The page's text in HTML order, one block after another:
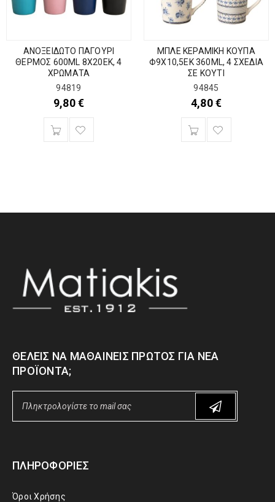
ΑΝΟΞΕΙΔΩΤΟ ΠΑΓΟΥΡΙ
ΘΕΡΜΟΣ 600ML 8Χ20ΕΚ, 4
ΧΡΩΜΑΤΑ
94819
9,80€
ΜΠΛΕ ΚΕΡΑΜΙΚΗ ΚΟΥΠΑ
Φ9Χ10,5ΕΚ 360ML, 4 ΣΧΕΔΙΑ
ΣΕ ΚΟΥΤΙ
94845
4,80€
ΘΈΛΕΙΣ ΝΑ ΜΑΘΑΊΝΕΙΣ ΠΡΏΤΟΣ ΓΙΑ ΝΈΑ
ΠΡΟΪΌΝΤΑ;
ΠΛΗΡΟΦΟΡΊΕΣ
Όροι Χρήσης